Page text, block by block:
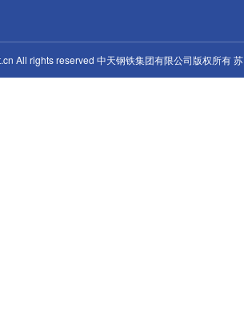
All rights reserved 中天钢铁集团有限公司版权所有